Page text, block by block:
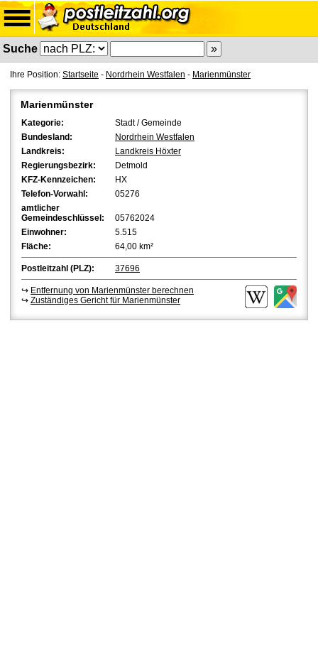
Suche
Ihre Position: Startseite - Nordrhein Westfalen - Marienmünster
Marienmünster
Kategorie:
Stadt / Gemeinde
Bundesland:
Nordrhein Westfalen
Landkreis:
Landkreis Höxter
Regierungsbezirk:
Detmold
KFZ-Kennzeichen:
HX
Telefon-Vorwahl:
05276
amtlicher
Gemeindeschlüssel:
05762024
Einwohner:
5.515
Fläche:
64,00 km²
Postleitzahl (PLZ): 37696
↪ Entfernung von Marienmünster berechnen
↪ Zuständiges Gericht für Marienmünster